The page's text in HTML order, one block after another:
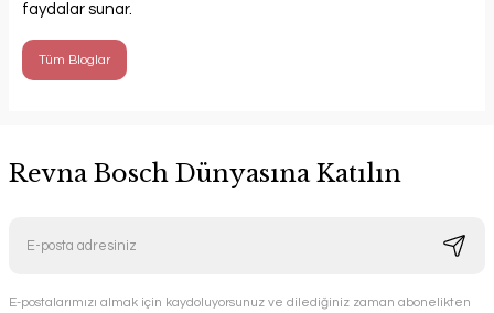
faydalar sunar.
Tüm Bloglar
Revna Bosch Dünyasına Katılın
E-postalarımızı almak için kaydoluyorsunuz ve dilediğiniz zaman abonelikten